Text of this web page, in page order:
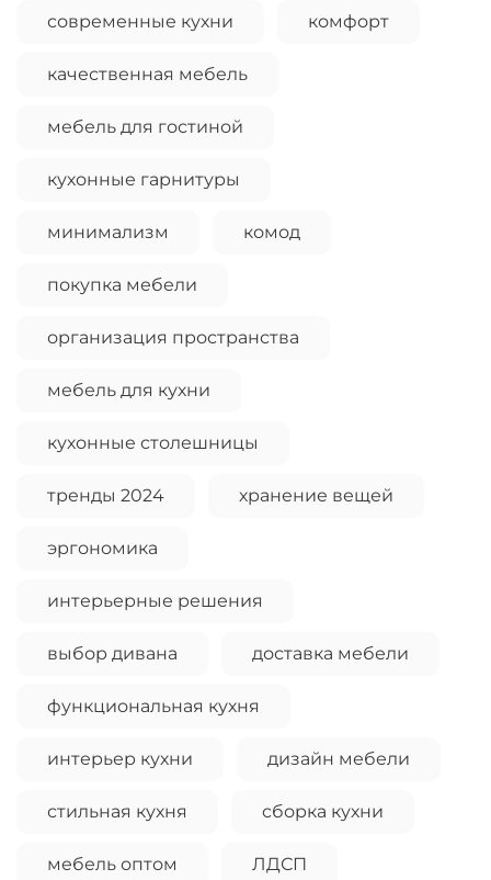
современные кухни комфорт
качественная мебель
мебель для гостиной
кухонные гарнитуры
минимализм комод
покупка мебели
организация пространства
мебель для кухни
кухонные столешницы
тренды 2024 хранение вещей
эргономика
интерьерные решения
выбор дивана доставка мебели
функциональная кухня
интерьер кухни дизайн мебели
стильная кухня сборка кухни
мебель оптом ЛДСП
Подробнее
об оплате Плайтом
25
Остались вопросы?